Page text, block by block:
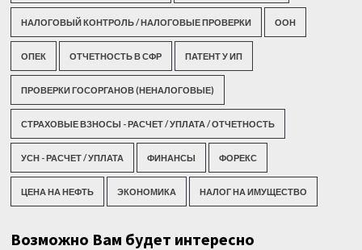
НАЛОГОВЫЙ КОНТРОЛЬ / НАЛОГОВЫЕ ПРОВЕРКИ ООН
ОПЕК ОТЧЕТНОСТЬ В СФР ПАТЕНТ У ИП
ПРОВЕРКИ ГОСОРГАНОВ (НЕНАЛОГОВЫЕ)
СТРАХОВЫЕ ВЗНОСЫ - РАСЧЕТ / УПЛАТА / ОТЧЕТНОСТЬ
УСН - РАСЧЕТ / УПЛАТА ФИНАНСЫ ФОРЕКС
ЦЕНА НА НЕФТЬ ЭКОНОМИКА НАЛОГ НА ИМУЩЕСТВО
Возможно Вам будет интересно